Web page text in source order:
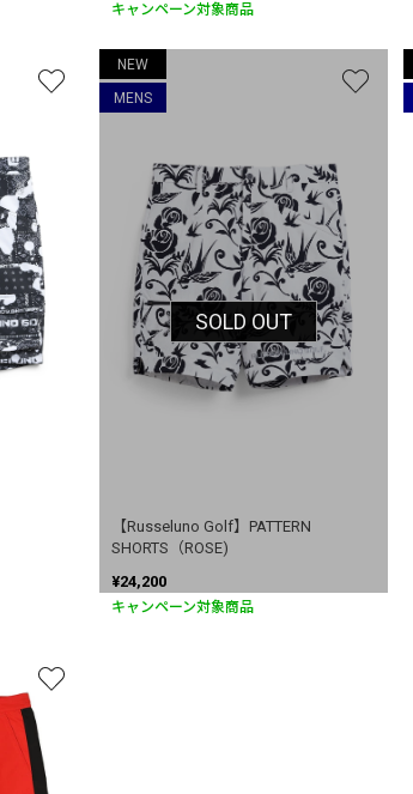
キャンペーン対象商品
NEW
MENS
【Russeluno Golf】PATTERN
SHORTS（ROSE)
¥24,200
キャンペーン対象商品
SOLD OUT
お買い物を続ける